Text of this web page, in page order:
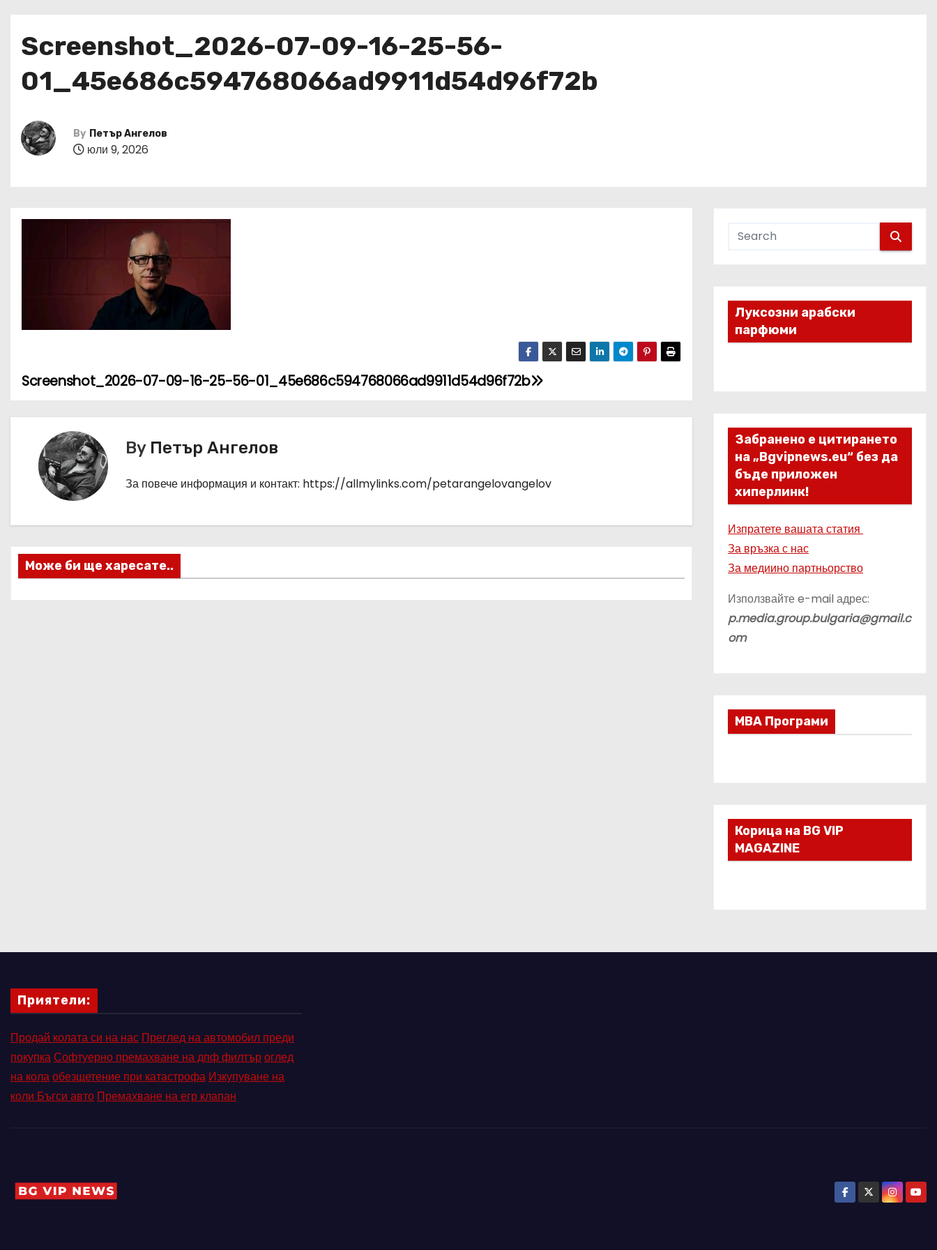
Screenshot_2026-07-09-16-25-56-
01_45e686c594768066ad9911d54d96f72b
By Петър Ангелов
юли 9, 2026
Н
а
а
ц
Screenshot_2026-07-09-16-25-56-01_45e686c594768066ad9911d54d96f72b
By Петър Ангелов
За повече информация и контакт: https://allmylinks.com/petarangelovangelov
Може би ще харесате..
Луксозни арабски
парфюми
Забранено е цитирането
на „Bgvipnews.eu“ без да
бъде приложен
хиперлинк!
Изпратете вашата статия
За връзка с нас
За медиино партньорство
Използвайте e-mail адрес:
p.media.group.bulgaria@gmail.c
om
МВА Програми
Корица на BG VIP
MAGAZINE
Приятели:
Продай колата си на нас Преглед на автомобил преди
покупкаСофтуерно премахване на дпф филтъроглед
на колаобезщетение при катастрофа Изкупуване на
коли Бъгси авто Премахване на егр клапан